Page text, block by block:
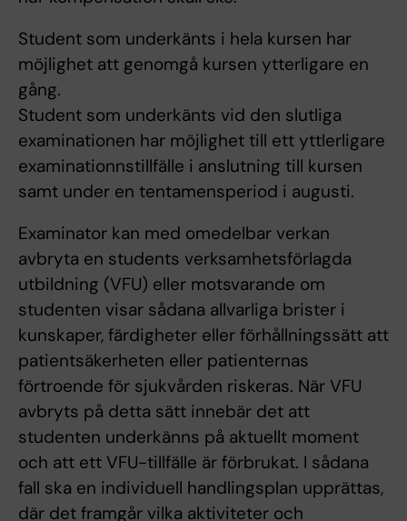
Student som underkänts i hela kursen har
möjlighet att genomgå kursen ytterligare en
gång.
Student som underkänts vid den slutliga
examinationen har möjlighet till ett yttlerligare
examinationnstillfälle i anslutning till kursen
samt under en tentamensperiod i augusti.
Examinator kan med omedelbar verkan
avbryta en students verksamhetsförlagda
utbildning (VFU) eller motsvarande om
studenten visar sådana allvarliga brister i
kunskaper, färdigheter eller förhållningssätt att
patientsäkerheten eller patienternas
förtroende för sjukvården riskeras. När VFU
avbryts på detta sätt innebär det att
studenten underkänns på aktuellt moment
och att ett VFU-tillfälle är förbrukat. I sådana
fall ska en individuell handlingsplan upprättas,
där det framgår vilka aktiviteter och